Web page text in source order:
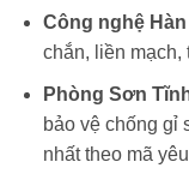
Công nghệ Hàn
chắn, liền mạch,
Phòng Sơn
bảo vệ chống gỉ
nhất theo mã